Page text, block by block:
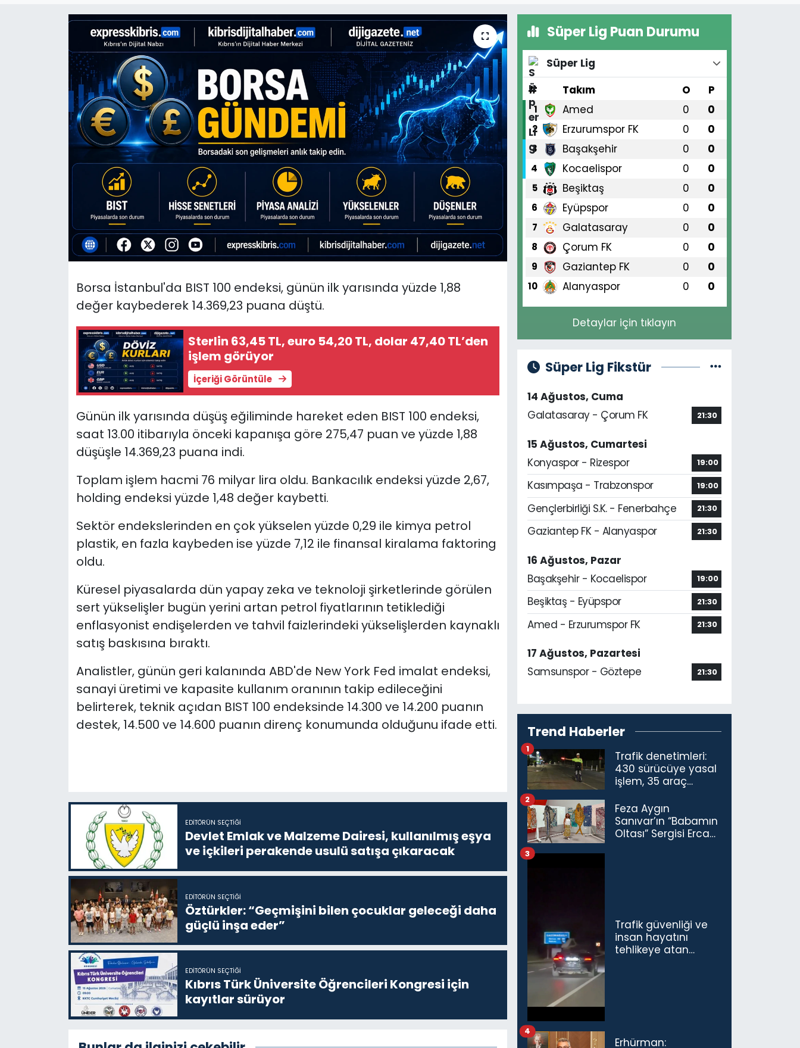
Borsa İstanbul'da BIST 100 endeksi, günün ilk yarısında yüzde 1,88
değer kaybederek 14.369,23 puana düştü.
Sterlin 63,45 TL, euro 54,20 TL, dolar 47,40 TL’den
işlem görüyor
İçeriği Görüntüle
Günün ilk yarısında düşüş eğiliminde hareket eden BIST 100 endeksi,
saat 13.00 itibarıyla önceki kapanışa göre 275,47 puan ve yüzde 1,88
düşüşle 14.369,23 puana indi.
Toplam işlem hacmi 76 milyar lira oldu. Bankacılık endeksi yüzde 2,67,
holding endeksi yüzde 1,48 değer kaybetti.
Sektör endekslerinden en çok yükselen yüzde 0,29 ile kimya petrol
plastik, en fazla kaybeden ise yüzde 7,12 ile finansal kiralama faktoring
oldu.
Küresel piyasalarda dün yapay zeka ve teknoloji şirketlerinde görülen
sert yükselişler bugün yerini artan petrol fiyatlarının tetiklediği
enflasyonist endişelerden ve tahvil faizlerindeki yükselişlerden kaynaklı
satış baskısına bıraktı.
Analistler, günün geri kalanında ABD'de New York Fed imalat endeksi,
sanayi üretimi ve kapasite kullanım oranının takip edileceğini
belirterek, teknik açıdan BIST 100 endeksinde 14.300 ve 14.200 puanın
destek, 14.500 ve 14.600 puanın direnç konumunda olduğunu ifade etti.
EDITÖRÜN SEÇTIĞI
Devlet Emlak ve Malzeme Dairesi, kullanılmış eşya
ve içkileri perakende usulü satışa çıkaracak
EDITÖRÜN SEÇTIĞI
Öztürkler: “Geçmişini bilen çocuklar geleceği daha
güçlü inşa eder”
EDITÖRÜN SEÇTIĞI
Kıbrıs Türk Üniversite Öğrencileri Kongresi için
kayıtlar sürüyor
Süper Lig Puan Durumu
Süper Lig
#
Takım O P
1 Amed 0 0
2 Erzurumspor FK 0 0
3 Başakşehir 0 0
4 Kocaelispor 0 0
5 Beşiktaş 0 0
6 Eyüpspor 0 0
7 Galatasaray 0 0
8 Çorum FK 0 0
9 Gaziantep FK 0 0
10 Alanyaspor 0 0
Detaylar için tıklayın
Süper Lig Fikstür
14 Ağustos, Cuma
Galatasaray - Çorum FK
21:30
15 Ağustos, Cumartesi
Konyaspor - Rizespor
19:00
Kasımpaşa - Trabzonspor 19:00
Gençlerbirliği S.K. - Fenerbahçe 21:30
Gaziantep FK - Alanyaspor 21:30
16 Ağustos, Pazar
Başakşehir - Kocaelispor
19:00
Beşiktaş - Eyüpspor 21:30
Amed - Erzurumspor FK 21:30
17 Ağustos, Pazartesi
Samsunspor - Göztepe
21:30
Trend Haberler
Trafik denetimleri:
430 sürücüye yasal
işlem, 35 araç
1
Feza Aygın
Sanıvar’ın “Babamın
Oltası” Sergisi Ercan
2
Trafik güvenliği ve
insan hayatını
tehlikeye atan
3
Erhürman:
4
Gündem
KKTC YEREL SEÇİM 2018
Kültür Sanat
Magazin
Nöbetçi Eczaneler
Otomobil Dünyası
Politika
Teknoloji
Video Galeri
Yazarlar